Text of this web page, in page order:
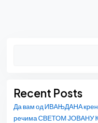
Recent Posts
Да вам од ИВАЊДАНА
речима СВЕТОМ